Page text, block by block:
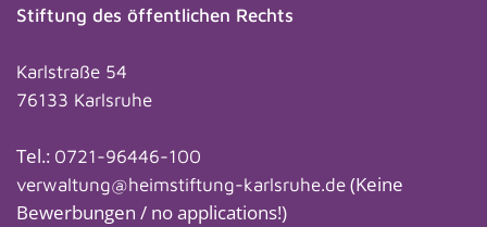
Stiftung des öffentlichen Rechts
Karlstraße 54
76133 Karlsruhe
Tel.: 0721-96446-100
verwaltung@heimstiftung-karlsruhe.de (Keine
Bewerbungen / no applications!)